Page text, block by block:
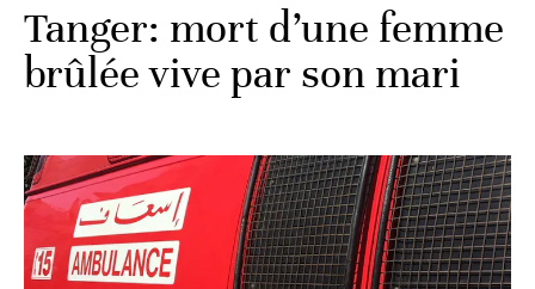
Tanger: mort d’une femme
brûlée vive par son mari